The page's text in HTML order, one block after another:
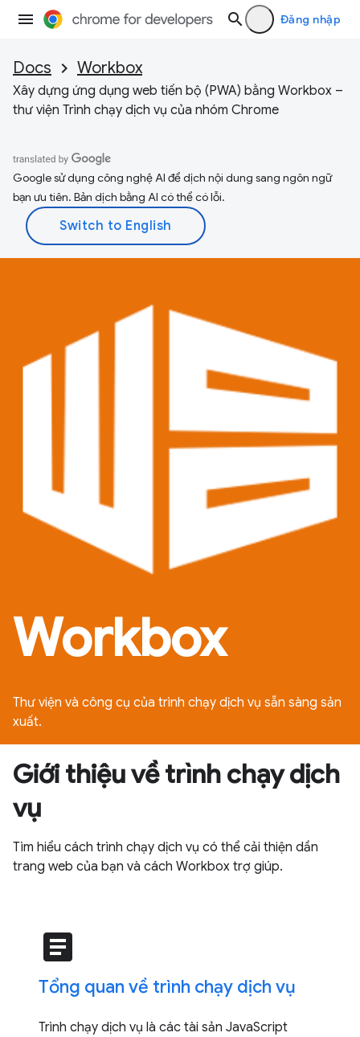
Đăng nhập
Docs Workbox
Xây dựng ứng dụng web tiến bộ (PWA) bằng Workbox –
thư viện Trình chạy dịch vụ của nhóm Chrome
Google sử dụng công nghệ AI để dịch nội dung sang ngôn ngữ
bạn ưu tiên. Bản dịch bằng AI có thể có lỗi.
Workbox
Thư viện và công cụ của trình chạy dịch vụ sẵn sàng sản
xuất.
Giới thiệu về trình chạy dịch
vụ
Tìm hiểu cách trình chạy dịch vụ có thể cải thiện dần
trang web của bạn và cách Workbox trợ giúp.
article
Tổng quan về trình chạy dịch vụ
Trình chạy dịch vụ là các tài sản JavaScript